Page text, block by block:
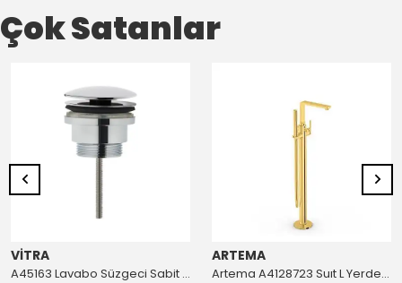
Çok Satanlar
VİTRA
A45163 Lavabo Süzgeci Sabit Krom
ARTEMA
Artema A4128723 Suıt L Yerden Küvet Bataryası Altın